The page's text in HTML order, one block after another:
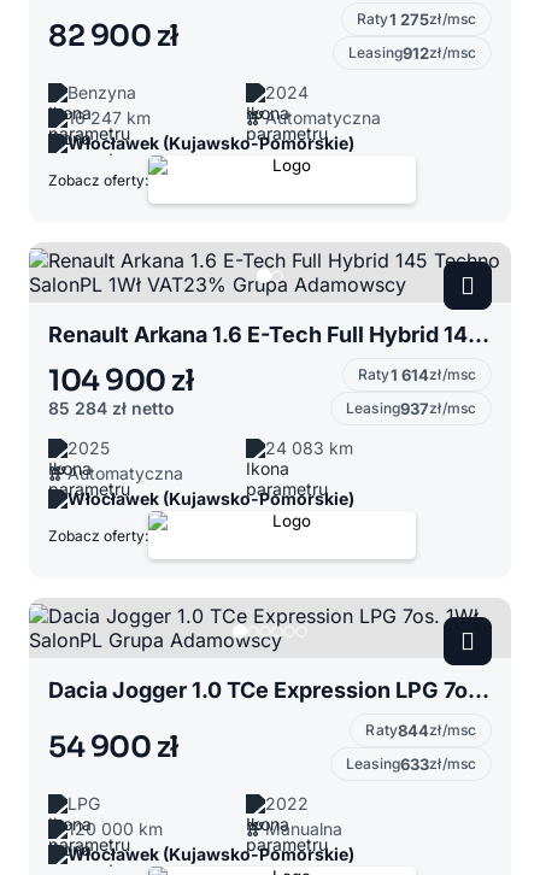
82 900 zł Raty1 275zł/msc
Leasing912zł/msc
Benzyna
2024
16 247 km
Automatyczna
Włocławek (Kujawsko-Pomorskie)
Zobacz oferty:
Renault Arkana 1.6 E-Tech Full Hybrid 145 Techno SalonPL 1Wł VAT23% Grupa Adamowscy
104 900 zł
85 284 zł netto
Raty1 614zł/msc
Leasing937zł/msc
2025
24 083 km
Automatyczna
Włocławek (Kujawsko-Pomorskie)
Zobacz oferty:
Dacia Jogger 1.0 TCe Expression LPG 7os. 1Wł SalonPL Grupa Adamowscy
54 900 zł Raty844zł/msc
Leasing633zł/msc
LPG
2022
120 000 km
Manualna
Włocławek (Kujawsko-Pomorskie)